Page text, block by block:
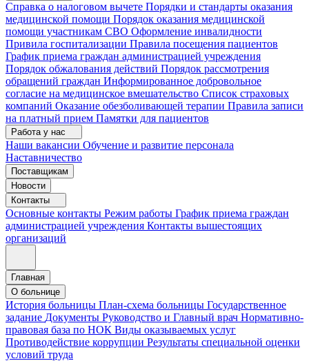
Справка о налоговом вычете Порядки и стандарты оказания
медицинской помощи Порядок оказания медицинской
помощи участникам СВО Оформление инвалидности
Привила госпитализации Правила посещения пациентов
График приема граждан администрацией учреждения
Порядок обжалования действий Порядок рассмотрения
обращений граждан Информированное добровольное
согласие на медицинское вмешательство Список страховых
компаний Оказание обезболивающей терапии Правила записи
на платный прием Памятки для пациентов
Работа у нас
Наши вакансии Обучение и развитие персонала
Наставничество
Поставщикам
Новости
Контакты
Основные контакты Режим работы График приема граждан
администрацией учреждения Контакты вышестоящих
организаций
Главная
О больнице
История больницы План-схема больницы Государственное
задание Документы Руководство и Главный врач Нормативно-
правовая база по НОК Виды оказываемых услуг
Противодействие коррупции Результаты специальной оценки
условий труда